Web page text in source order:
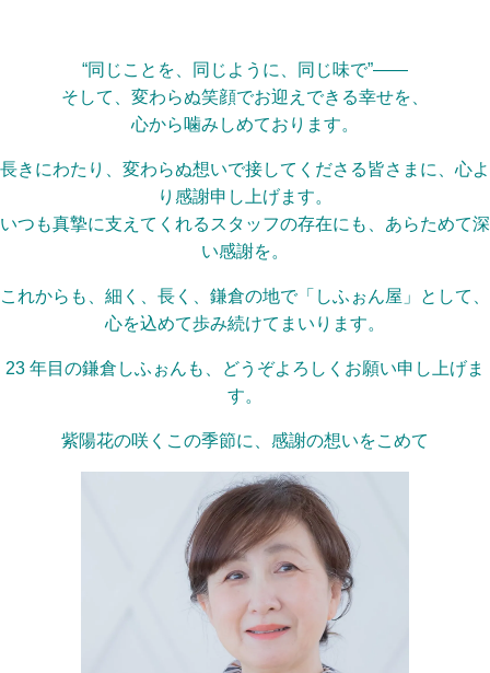
“同じことを、同じように、同じ味で”――
そして、変わらぬ笑顔でお迎えできる幸せを、
心から噛みしめております。
長きにわたり、変わらぬ想いで接してくださる皆さまに、心よ
り感謝申し上げます。
いつも真摯に支えてくれるスタッフの存在にも、あらためて深
い感謝を。
これからも、細く、長く、鎌倉の地で「しふぉん屋」として、
心を込めて歩み続けてまいります。
23 年目の鎌倉しふぉんも、どうぞよろしくお願い申し上げま
す。
紫陽花の咲くこの季節に、感謝の想いをこめて